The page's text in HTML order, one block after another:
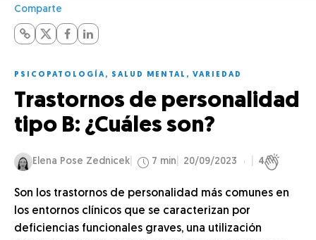
Comparte
PSICOPATOLOGÍA, SALUD MENTAL , VARIEDAD
Trastornos de personalidad
tipo B: ¿Cuáles son?
Elena Pose Zednicek 7 min 20/09/2023 4
Son los trastornos de personalidad más comunes en
los entornos clínicos que se caracterizan por
deficiencias funcionales graves, una utilización